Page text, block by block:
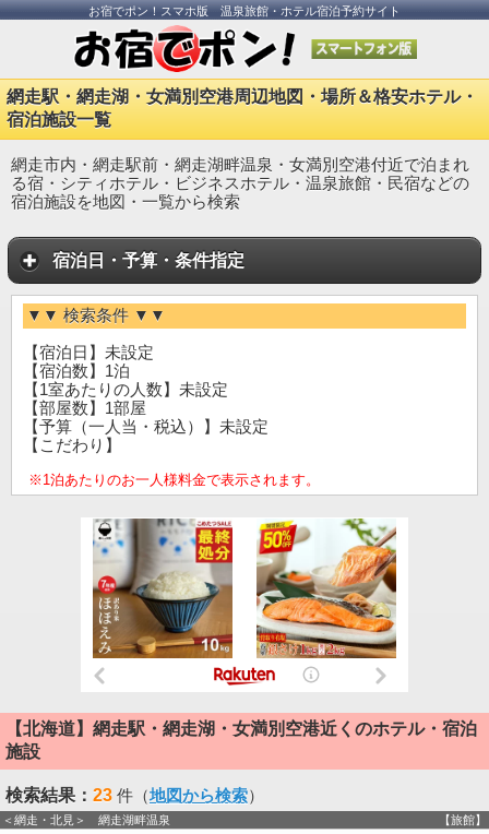
お宿でポン！スマホ版 温泉旅館・ホテル宿泊予約サイト
網走駅・網走湖・女満別空港周辺地図・場所＆格安ホテル・
宿泊施設一覧
網走市内・網走駅前・網走湖畔温泉・女満別空港付近で泊まれ
る宿・シティホテル・ビジネスホテル・温泉旅館・民宿などの
宿泊施設を地図・一覧から検索
宿泊日・予算・条件指定
▼▼ 検索条件 ▼▼
【宿泊日】未設定
【宿泊数】1泊
【1室あたりの人数】未設定
【部屋数】1部屋
【予算（一人当・税込）】未設定
【こだわり】
※1泊あたりのお一人様料金で表示されます。
【北海道】網走駅・網走湖・女満別空港近くのホテル・宿泊
施設
検索結果： 23 件（地図から検索）
＜網走・北見＞ 網走湖畔温泉 【旅館】